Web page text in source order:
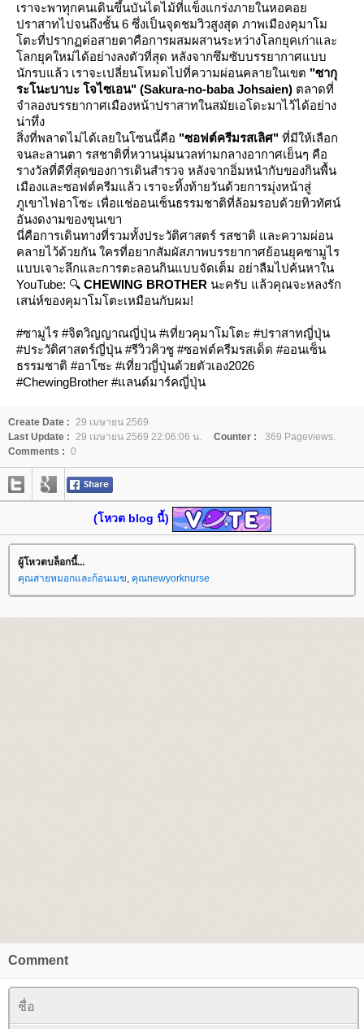
เราจะพาทุกคนเดินขึ้นบันไดไม้ที่แข็งแกร่งภายในหอคอ
ปราสาทไปจนถึงชั้น 6 ซึ่งเป็นจุดชมวิวสูงสุด ภาพเมืองคุมาโม
ตะที่ปรากฏต่อสายตาคือการผสมผสานระหว่างโลกยุคเก่าและ
ลกยุคใหม่ได้อย่างลงตัวที่สุด หลังจากซึมซับบรรยากาศแบบ
นักรบแล้ว เราจะเปลี่ยนโหมดไปที่ความผ่อนคลายในเขต "ซากุ
ระโนะบาบะ โจไซเอน" (Sakura-no-baba Johsaien) ตลาดที่
จำลองบรรยากาศเมืองหน้าปราสาทในสมัยเอโดะมาไว้ได้อย่าง
น่าทึ่ง
สิ่งที่พลาดไม่ได้เลยในโซนนี้คือ "ซอฟต์ครีมรสเลิศ" ที่มีให้เลือก
จนละลานตา รสชาติที่หวานนุ่มนวลท่ามกลางอากาศเย็นๆ คือ
รางวัลที่ดีที่สุดของการเดินสำรวจ หลังจากอิ่มหนำกับของกินพื้น
เมืองและซอฟต์ครีมแล้ว เราจะทิ้งท้ายวันด้วยการมุ่งหน้าสู่
ภูเขาไฟอาโซะ เพื่อแช่ออนเซ็นธรรมชาติที่ล้อมรอบด้วยทิวทัศน์
อันงดงามของขุนเขา
นี่คือการเดินทางที่รวมทั้งประวัติศาสตร์ รสชาติ และความผ่อน
คลายไว้ด้วยกัน ใครที่อยากสัมผัสภาพบรรยากาศย้อนยุคซามูไร
บบเจาะลึกและการตะลอนกินแบบจัดเต็ม อย่าลืมไปค้นหาใน
YouTube: 🔍 CHEWING BROTHER นะครับ แล้วคุณจะหลงรัก
เสน่ห์ของคุมาโมโตะเหมือนกับผม!
#ซามูไร #จิตวิญญาณญี่ปุ่น #เที่ยวคุมาโมโตะ #ปราสาทญี่ปุ่น
#ประวัติศาสตร์ญี่ปุ่น #รีวิวคิวชู #ซอฟต์ครีมรสเด็ด #ออนเซ็น
ธรรมชาติ #อาโซะ #เที่ยวญี่ปุ่นด้วยตัวเอง2026
#ChewingBrother #แลนด์มาร์คญี่ปุ่น
Create Date : 29 เมษายน 2569
Last Update : 29 เมษายน 2569 22:06:06 น. Counter :
369 Pageviews.
Comments : 0
(โหวต blog นี้)
ผู้โหวตบล็อกนี้...
คุณสายหมอกและก้อนเมฆ, คุณnewyorknurse
Comment